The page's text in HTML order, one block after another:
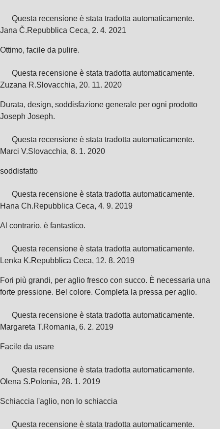
Questa recensione è stata tradotta automaticamente.
Jana Č.Repubblica Ceca, 2. 4. 2021
Ottimo, facile da pulire.
Questa recensione è stata tradotta automaticamente.
Zuzana R.Slovacchia, 20. 11. 2020
Durata, design, soddisfazione generale per ogni prodotto
Joseph Joseph.
Questa recensione è stata tradotta automaticamente.
Marci V.Slovacchia, 8. 1. 2020
soddisfatto
Questa recensione è stata tradotta automaticamente.
Hana Ch.Repubblica Ceca, 4. 9. 2019
Al contrario, è fantastico.
Questa recensione è stata tradotta automaticamente.
Lenka K.Repubblica Ceca, 12. 8. 2019
Fori più grandi, per aglio fresco con succo. È necessaria una
forte pressione. Bel colore. Completa la pressa per aglio.
Questa recensione è stata tradotta automaticamente.
Margareta T.Romania, 6. 2. 2019
Facile da usare
Questa recensione è stata tradotta automaticamente.
Olena S.Polonia, 28. 1. 2019
Schiaccia l'aglio, non lo schiaccia
Questa recensione è stata tradotta automaticamente.